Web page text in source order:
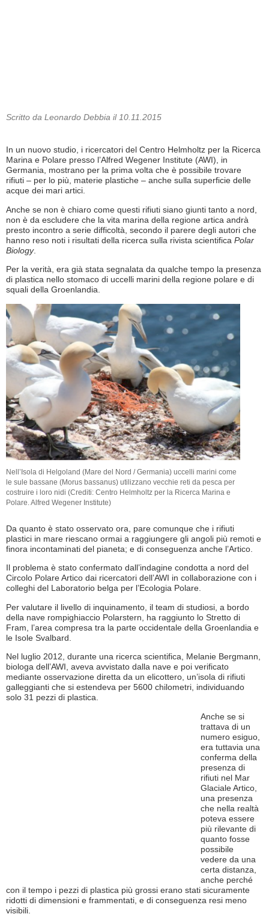
Scritto da Leonardo Debbia il 10.11.2015
In un nuovo studio, i ricercatori del Centro Helmholtz per la Ricerca
Marina e Polare presso l’Alfred Wegener Institute (AWI), in
Germania, mostrano per la prima volta che è possibile trovare
rifiuti – per lo più, materie plastiche – anche sulla superficie delle
acque dei mari artici.
Anche se non è chiaro come questi rifiuti siano giunti tanto a nord,
non è da escludere che la vita marina della regione artica andrà
presto incontro a serie difficoltà, secondo il parere degli autori che
hanno reso noti i risultati della ricerca sulla rivista scientifica Polar
Biology.
Per la verità, era già stata segnalata da qualche tempo la presenza
di plastica nello stomaco di uccelli marini della regione polare e di
squali della Groenlandia.
Nell’Isola di Helgoland (Mare del Nord / Germania) uccelli marini come
le sule bassane (Morus bassanus) utilizzano vecchie reti da pesca per
costruire i loro nidi (Crediti: Centro Helmholtz per la Ricerca Marina e
Polare. Alfred Wegener Institute)
Da quanto è stato osservato ora, pare comunque che i rifiuti
plastici in mare riescano ormai a raggiungere gli angoli più remoti e
finora incontaminati del pianeta; e di conseguenza anche l’Artico.
Il problema è stato confermato dall’indagine condotta a nord del
Circolo Polare Artico dai ricercatori dell’AWI in collaborazione con i
colleghi del Laboratorio belga per l’Ecologia Polare.
Per valutare il livello di inquinamento, il team di studiosi, a bordo
della nave rompighiaccio Polarstern, ha raggiunto lo Stretto di
Fram, l’area compresa tra la parte occidentale della Groenlandia e
le Isole Svalbard.
Nel luglio 2012, durante una ricerca scientifica, Melanie Bergmann,
biologa dell’AWI, aveva avvistato dalla nave e poi verificato
mediante osservazione diretta da un elicottero, un’isola di rifiuti
galleggianti che si estendeva per 5600 chilometri, individuando
solo 31 pezzi di plastica.
Anche se si
trattava di un
numero esiguo,
era tuttavia una
conferma della
presenza di
rifiuti nel Mar
Glaciale Artico,
una presenza
che nella realtà
poteva essere
più rilevante di
quanto fosse
possibile
vedere da una
certa distanza,
anche perché
con il tempo i pezzi di plastica più grossi erano stati sicuramente
ridotti di dimensioni e frammentati, e di conseguenza resi meno
visibili.